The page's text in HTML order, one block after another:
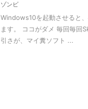
ゾンビ
Windows10を起動させると
ます。 ココがダメ 毎回毎回
引さが、マイ糞ソフト ...